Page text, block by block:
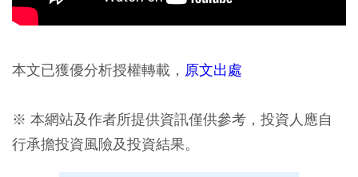
本文已獲優分析授權轉載， 原文出處
※ 本網站及作者所提供資訊僅供參考，投資人應自
行承擔投資風險及投資結果。